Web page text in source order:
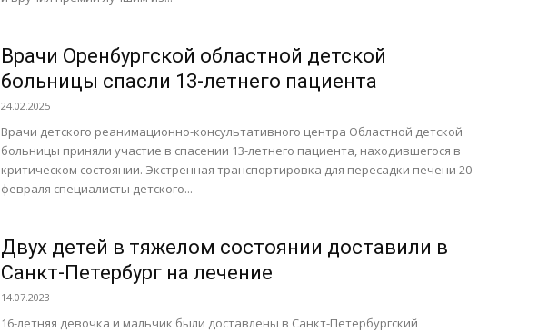
Врачи Оренбургской областной детской
больницы спасли 13-летнего пациента
24.02.2025
Врачи детского реанимационно-консультативного центра Областной детской
больницы приняли участие в спасении 13-летнего пациента, находившегося в
критическом состоянии. Экстренная транспортировка для пересадки печени 20
февраля специалисты детского...
Двух детей в тяжелом состоянии доставили в
Санкт-Петербург на лечение
14.07.2023
16-летняя девочка и мальчик были доставлены в Санкт-Петербургский